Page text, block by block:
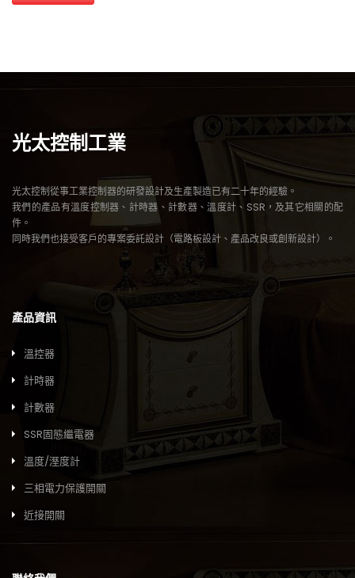
光太控制工業
光太控制從事工業控制器的研發設計及生產製造已有二十年的經驗。
我們的產品有溫度控制器、計時器、計數器、溫度計、SSR，及其它相關的配
件。
同時我們也接受客戶的專案委託設計（電路板設計、產品改良或創新設計）。
產品資訊
溫控器
計時器
計數器
SSR固態繼電器
溫度/溼度計
三相電力保護開關
近接開關